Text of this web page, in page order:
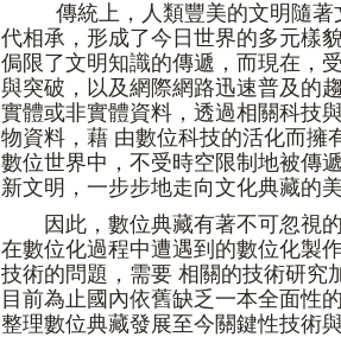
傳統上，人類豐美的文明隨著
代相承，形成了今日世界的多元樣
侷限了文明知識的傳遞，而現在，
與突破，以及網際網路迅速普及的
實體或非實體資料，透過相關科技
物資料，藉 由數位科技的活化而擁
數位世界中，不受時空限制地被傳
新文明，一步步地走向文化典藏的
因此，數位典藏有著不可忽視的
在數位化過程中遭遇到的數位化製
技術的問題，需要 相關的技術研究
目前為止國內依舊缺乏一本全面性
整理數位典藏發展至今關鍵性技術